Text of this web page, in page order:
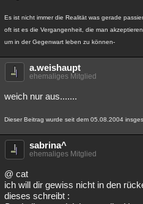
Es ist nicht immer die Realität was gerade
oft ist es die Vergangenheit, die man akzeptieren
um in der Gegenwart leben zu können-
a.weishaupt
ehemaliges Mitglied
weich nur aus.......
Dieser Beitrag wurde seit dem 05.08.2004
sabrina^
ehemaliges Mitglied
@ cat
ich will dir gewiss nicht in den
dieses schreibt :